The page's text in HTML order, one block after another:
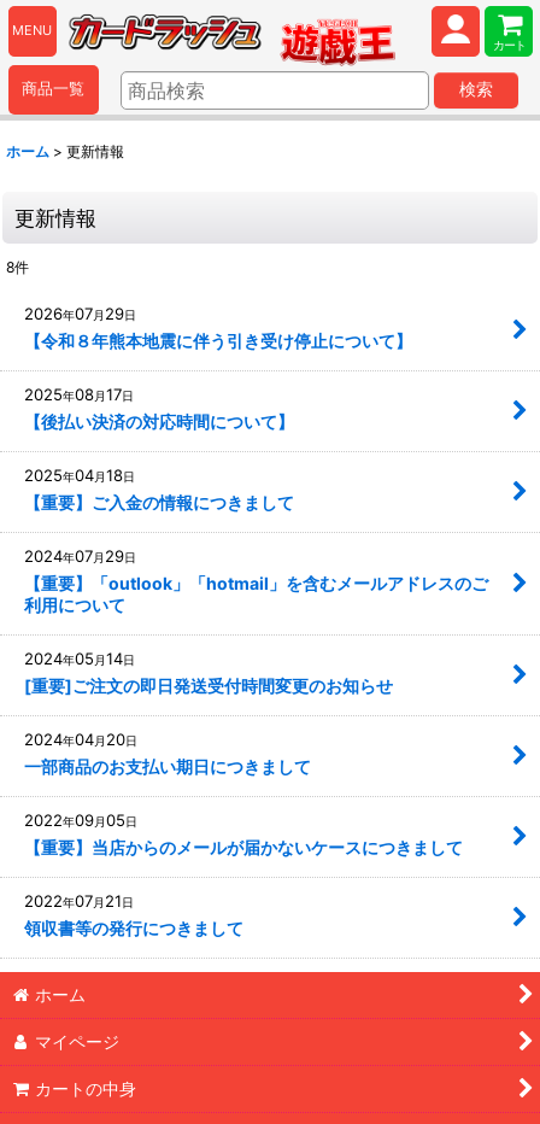
MENU
カート
商品一覧 検索
ホーム > 更新情報
更新情報
8件
2026年07月 29日
【令和８年熊本地震に伴う引き受け停止について】
2025年08月17日
【後払い決済の対応時間について】
2025年04月18日
【重要】ご入金の情報につきまして
2024年07月 29日
【重要】「outlook」「hotmail」を含むメールアドレスのご
利用について
2024年05 月14日
[重要]ご注文の即日発送受付時間変更のお知らせ
2024年04月 20日
一部商品のお支払い期日につきまして
2022年09月05日
【重要】当店からのメールが届かないケースにつきまして
2022年07月 21日
領収書等の発行につきまして
ホーム
マイページ
カートの中身